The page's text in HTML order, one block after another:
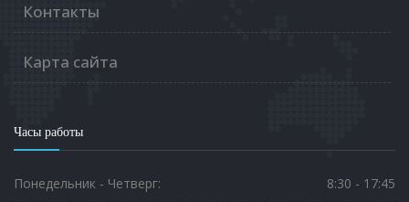
Контакты
Карта сайта
Часы работы
Понедельник - Четверг: 8:30 - 17:45